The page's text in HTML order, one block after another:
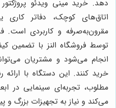
اتاق‌های کوچک، دفاتر کاری
توسط فروشگاه النز با
انجام می‌شود و مشتریان
خرید کنند. این دستگاه با
مطلوب، تجربه‌ای سینمایی در
می‌کند و نیاز به تجهیزات بزرگ